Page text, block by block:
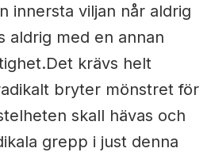
innersta viljan når aldrig
aldrig med en annan
krävs helt
bryter mönstret för
skall hävas och
grepp i just denna